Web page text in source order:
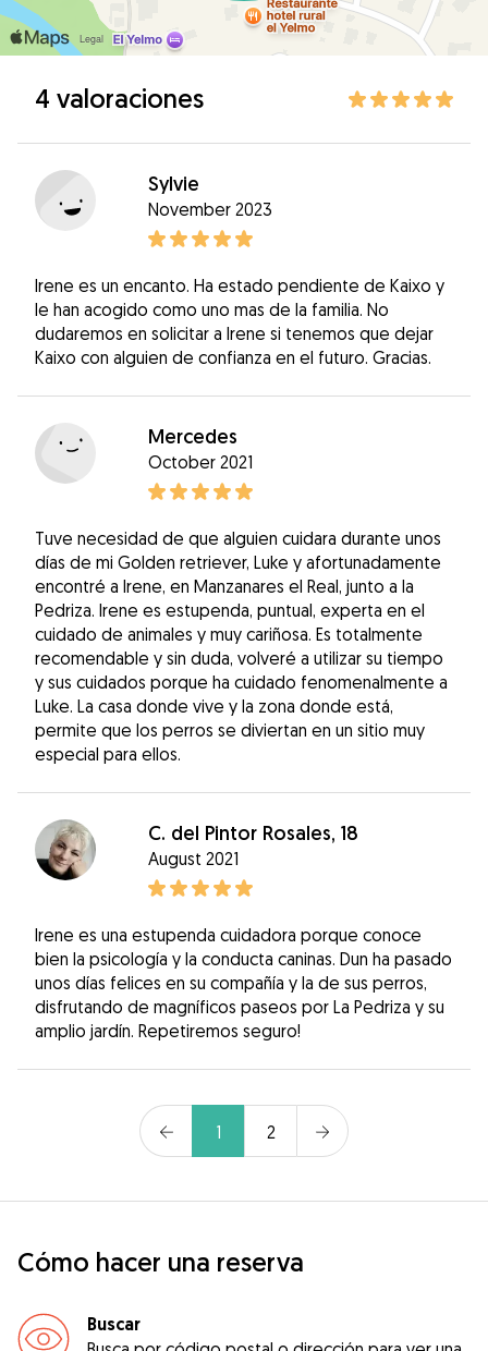
4 valoraciones
Sylvie
November 2023
Irene es un encanto. Ha estado pendiente de Kaixo y
le han acogido como uno mas de la familia. No
dudaremos en solicitar a Irene si tenemos que dejar
Kaixo con alguien de confianza en el futuro. Gracias.
Mercedes
October 2021
Tuve necesidad de que alguien cuidara durante unos
días de mi Golden retriever, Luke y afortunadamente
encontré a Irene, en Manzanares el Real, junto a la
Pedriza. Irene es estupenda, puntual, experta en el
cuidado de animales y muy cariñosa. Es totalmente
recomendable y sin duda, volveré a utilizar su tiempo
y sus cuidados porque ha cuidado fenomenalmente a
Luke. La casa donde vive y la zona donde está,
permite que los perros se diviertan en un sitio muy
especial para ellos.
C. del Pintor Rosales, 18
August 2021
Irene es una estupenda cuidadora porque conoce
bien la psicología y la conducta caninas. Dun ha pasado
unos días felices en su compañía y la de sus perros,
disfrutando de magníficos paseos por La Pedriza y su
amplio jardín. Repetiremos seguro!
1 2
Cómo hacer una reserva
Buscar